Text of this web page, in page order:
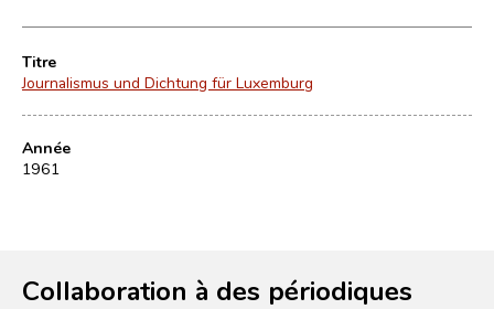
Titre
Journalismus und Dichtung für Luxemburg
Année
1961
Collaboration à des périodiques